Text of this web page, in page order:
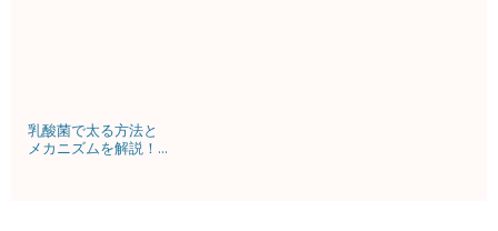
乳酸菌で太る方法と
メカニズムを解説！...